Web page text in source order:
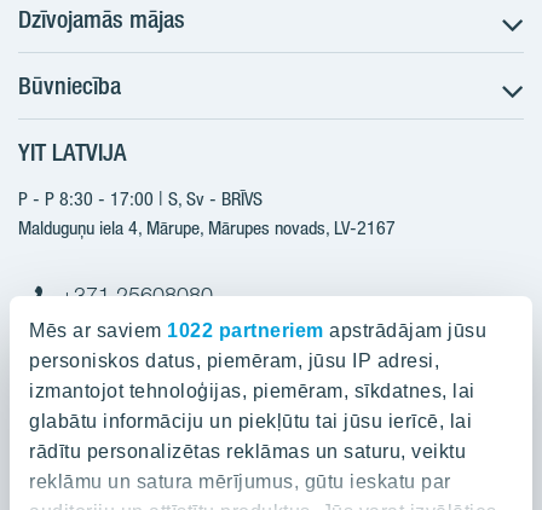
Mēs ar saviem 1022 partneriem apstrādājam jūsu
personiskos datus, piemēram, jūsu IP adresi,
izmantojot tehnoloģijas, piemēram, sīkdatnes, lai
glabātu informāciju un piekļūtu tai jūsu ierīcē, lai
rādītu personalizētas reklāmas un saturu, veiktu
reklāmu un satura mērījumus, gūtu ieskatu par
Dzīvojamās mājas
Meklēt dzīvokli
Nākotnes projekti
Pārdošanas informācija
YIT Plus
Kontakti
Būvniecība
Būvniecība
Jaunie projekti
Realizētie projekti
YIT LATVIJA
P - P 8:30 - 17:00 | S, Sv - BRĪVS
Malduguņu iela 4, Mārupe, Mārupes novads, LV-2167
+371 25608080
yitmajas@yit.lv
Projekti
Silvas nami